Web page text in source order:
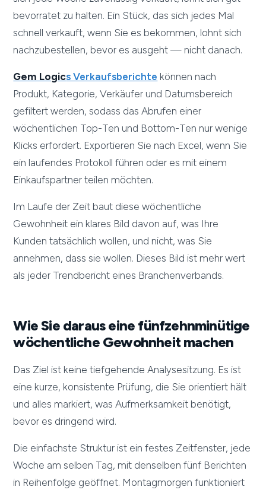
bevorratet zu halten. Ein Stück, das sich jedes Mal
schnell verkauft, wenn Sie es bekommen, lohnt sich
nachzubestellen, bevor es ausgeht — nicht danach.
Gem Logics Verkaufsberichte können nach
Produkt, Kategorie, Verkäufer und Datumsbereich
gefiltert werden, sodass das Abrufen einer
wöchentlichen Top-Ten und Bottom-Ten nur wenige
Klicks erfordert. Exportieren Sie nach Excel, wenn Sie
ein laufendes Protokoll führen oder es mit einem
Einkaufspartner teilen möchten.
Im Laufe der Zeit baut diese wöchentliche
Gewohnheit ein klares Bild davon auf, was Ihre
Kunden tatsächlich wollen, und nicht, was Sie
annehmen, dass sie wollen. Dieses Bild ist mehr wert
als jeder Trendbericht eines Branchenverbands.
Wie Sie daraus eine fünfzehnminütige
wöchentliche Gewohnheit machen
Das Ziel ist keine tiefgehende Analysesitzung. Es ist
eine kurze, konsistente Prüfung, die Sie orientiert hält
und alles markiert, was Aufmerksamkeit benötigt,
bevor es dringend wird.
Die einfachste Struktur ist ein festes Zeitfenster, jede
Woche am selben Tag, mit denselben fünf Berichten
in Reihenfolge geöffnet. Montagmorgen funktioniert